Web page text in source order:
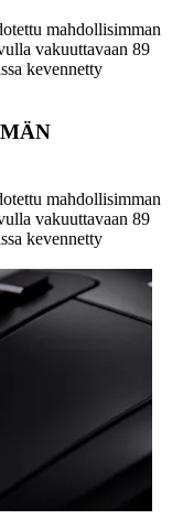
mahdollisimman
vakuuttavaan 89
kevennetty
mahdollisimman
vakuuttavaan 89
kevennetty